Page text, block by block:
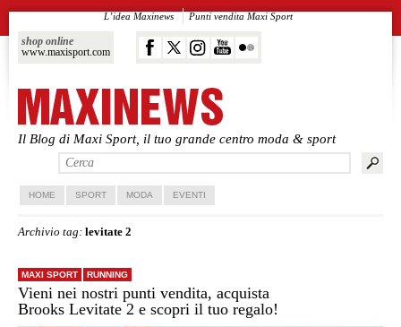
Il Blog di Maxi Sport, il tuo grande centro moda & sport
shop online
www.maxisport.com
L’idea Maxinews Punti vendita Maxi Sport
Vai al contenuto principale
Vai al contenuto secondario
HOME SPORT MODA EVENTI
Archivio tag:levitate 2
MAXI SPORT RUNNING
Vieni nei nostri punti vendita, acquista
Brooks Levitate 2 e scopri il tuo regalo!